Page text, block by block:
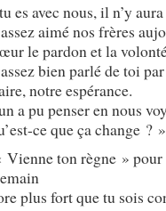
es avec nous, il n’y
aimé nos frères
le pardon et la
bien parlé de toi
notre espérance.
a pu penser en nous
ce que ça change ? »
Vienne ton règne »
plus fort que tu sois